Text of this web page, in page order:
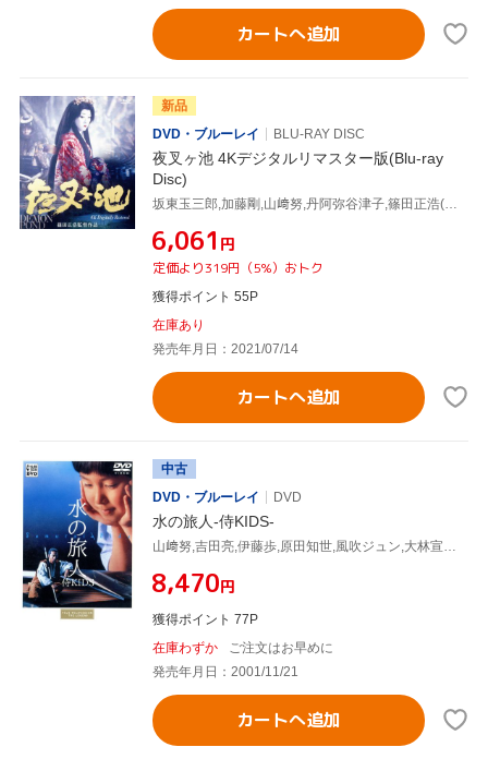
カートへ追加
新品
DVD・ブルーレイ
BLU-RAY DISC
夜叉ヶ池 4Kデジタルリマスター版(Blu-ray
Disc)
坂東玉三郎,加藤剛,山﨑努,丹阿弥谷津子,篠田正浩(監督),泉鏡花(原作),
¥6,061 円
定価より319円（5%）おトク
獲得ポイント 55P
在庫あり
発売年月日：2021/07/14
カートへ追加
中古
DVD・ブルーレイ
DVD
水の旅人-侍KIDS-
¥8,470円
獲得ポイント 77P
在庫わずか
ご注文はお早めに
発売年月日：2001/11/21
カートへ追加